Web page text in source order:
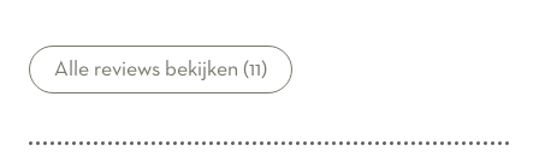
Alle reviews bekijken (11)
Interessante